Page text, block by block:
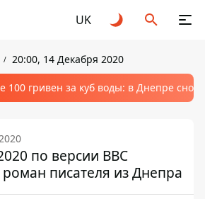
UK
20:00, 14 Декабря 2020
100 гривен за куб воды: в Днепре
по версии BBC
писателя из Днепра